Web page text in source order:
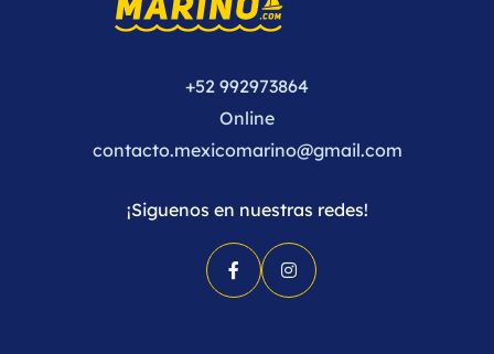
+52 992973864
Online
contacto.mexicomarino@gmail.com
¡Siguenos en nuestras redes!